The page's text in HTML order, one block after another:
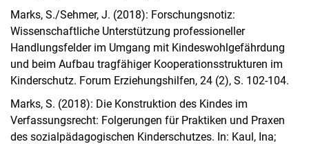
Marks, S./Sehmer, J. (2018): Forschungsnotiz:
Wissenschaftliche Unterstützung professioneller
Handlungsfelder im Umgang mit Kindeswohlgefährdung
und beim Aufbau tragfähiger Kooperationsstrukturen im
Kinderschutz. Forum Erziehungshilfen, 24 (2), S. 102-104.
Marks, S. (2018): Die Konstruktion des Kindes im
Verfassungsrecht: Folgerungen für Praktiken und Praxen
des sozialpädagogischen Kinderschutzes. In: Kaul, Ina;